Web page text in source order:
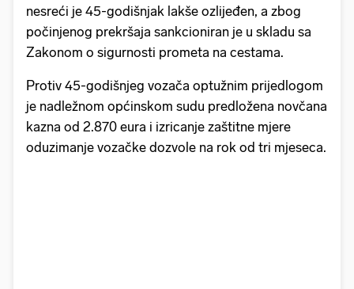
nesreći je 45-godišnjak lakše ozlijeđen, a zbog
počinjenog prekršaja sankcioniran je u skladu sa
Zakonom o sigurnosti prometa na cestama.
Protiv 45-godišnjeg vozača optužnim prijedlogom
je nadležnom općinskom sudu predložena novčana
kazna od 2.870 eura i izricanje zaštitne mjere
oduzimanje vozačke dozvole na rok od tri mjeseca.